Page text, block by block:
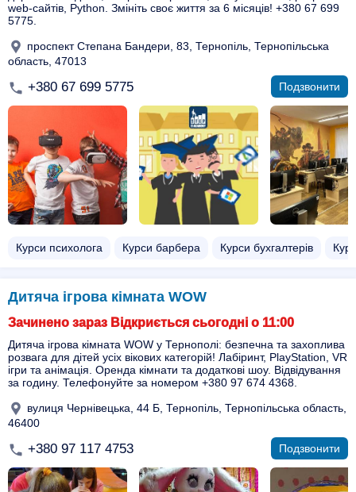
web-сайтів, Python. Змініть своє життя за 6 місяців! +380 67 699
5775.
проспект Степана Бандери, 83, Тернопіль, Тернопільська
область, 47013
+380 67 699 5775 Подзвонити
Курси психолога Курси барбера Курси бухгалтерів
Дитяча ігрова кімната WOW
Зачинено зараз Відкриється сьогодні о 11:00
Дитяча ігрова кімната WOW у Тернополі: безпечна та захоплива
розвага для дітей усіх вікових категорій! Лабіринт, PlayStation, VR
ігри та анімація. Оренда кімнати та додаткові шоу. Відвідування
за годину. Телефонуйте за номером +380 97 674 4368.
вулиця Чернівецька, 44 Б, Тернопіль, Тернопільська область,
46400
+380 97 117 4753 Подзвонити